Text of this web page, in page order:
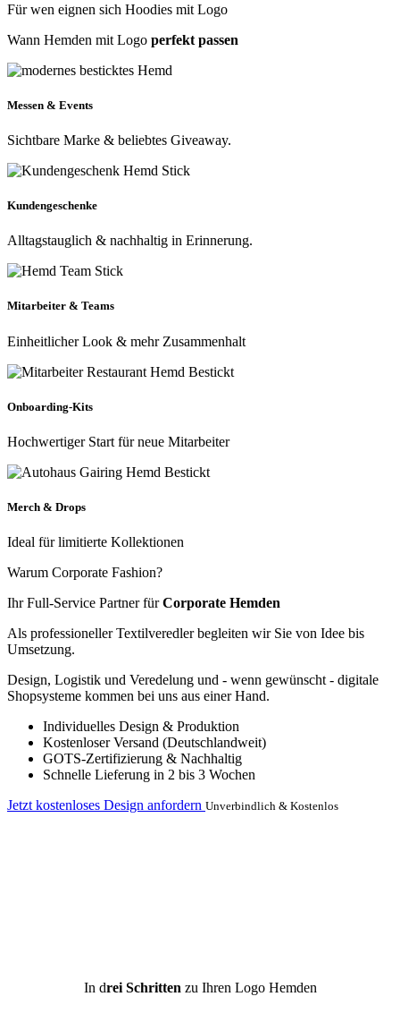
Für wen eignen sich Hoodies mit Logo
Wann Hemden mit Logo perfekt passen
Messen & Events
Sichtbare Marke & beliebtes Giveaway.
Kundengeschenke
Alltagstauglich & nachhaltig in Erinnerung.
Mitarbeiter & Teams
Einheitlicher Look & mehr Zusammenhalt
Onboarding-Kits
Hochwertiger Start für neue Mitarbeiter
Merch & Drops
Ideal für limitierte Kollektionen
Warum Corporate Fashion?
Ihr Full-Service Partner fürCorporate Hemden
Als professioneller Textilveredler begleiten wir Sie von Idee bis
Umsetzung.
Design, Logistik und Veredelung und - wenn gewünscht - digitale
Shopsysteme kommen bei uns aus einer Hand.
Individuelles Design & Produktion
Kostenloser Versand (Deutschlandweit)
GOTS-Zertifizierung & Nachhaltig
Schnelle Lieferung in 2 bis 3 Wochen
Jetzt kostenloses Design anfordern Unverbindlich & Kostenlos
In drei Schritten zu Ihren Logo Hemden